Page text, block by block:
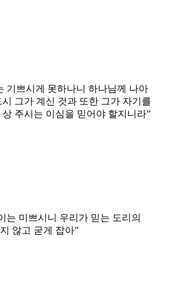
기쁘시게 못하나니 하나님께 나아
그가 계신 것과 또한 그가 자기를
주시는 이심을 믿어야 할지니라”
는 미쁘시니 우리가 믿는 도리의
않고 굳게 잡아”